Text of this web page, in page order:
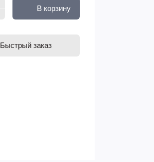
В корзину
Быстрый заказ